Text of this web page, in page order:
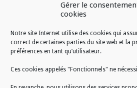
Gérer le
cookies
Notre site Internet utilise des cookies qui
correct de certaines parties du site web et la
préférences en tant qu’utilisateur.
Ces cookies appelés "Fonctionnels" ne
RÉALISATION